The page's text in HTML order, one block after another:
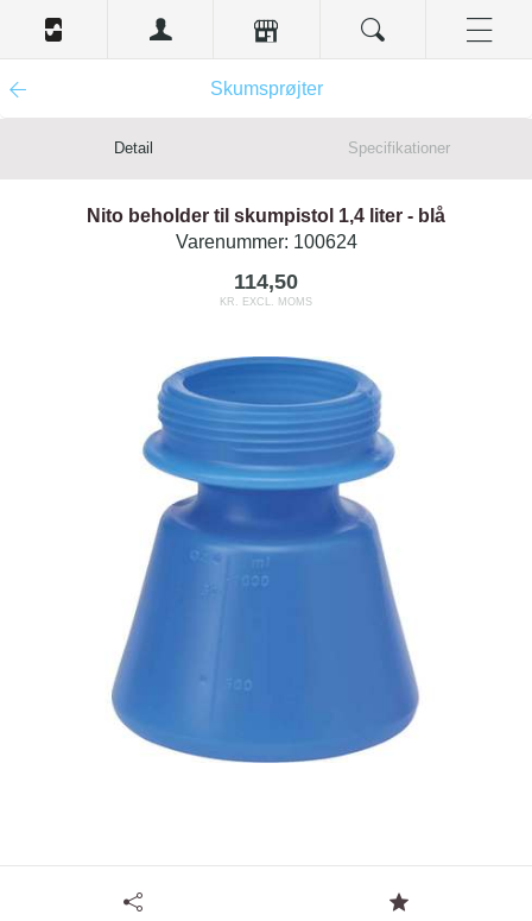
Skumsprøjter
Detail Specifikationer
Nito beholder til skumpistol 1,4 liter - blå
Varenummer: 100624
114,50
KR. EXCL. MOMS
Tilgængelige specifikationer for Nito beholder til